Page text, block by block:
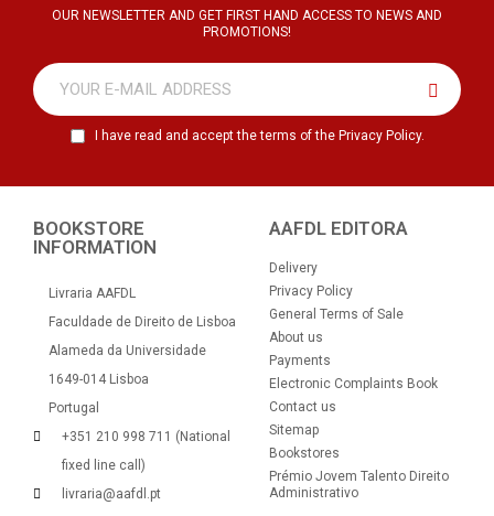
OUR NEWSLETTER AND GET FIRST HAND ACCESS TO NEWS AND
PROMOTIONS!
I have read and accept the terms of the Privacy Policy.
BOOKSTORE
INFORMATION
Livraria AAFDL
Faculdade de Direito de Lisboa
Alameda da Universidade
1649-014 Lisboa
Portugal
+351 210 998 711 (National
fixed line call)
livraria@aafdl.pt
AAFDL EDITORA
Delivery
Privacy Policy
General Terms of Sale
About us
Payments
Electronic Complaints Book
Contact us
Sitemap
Bookstores
Prémio Jovem Talento Direito
Administrativo